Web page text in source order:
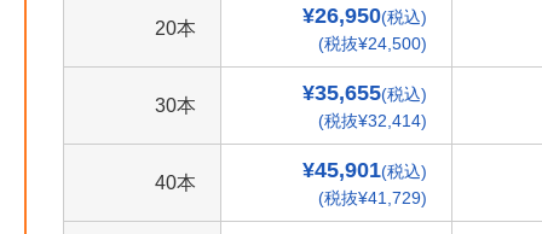
20本
¥26,950(税込)
(税抜¥24,500)
30本
¥35,655(税込)
(税抜¥32,414)
40本
¥45,901(税込)
(税抜¥41,729)